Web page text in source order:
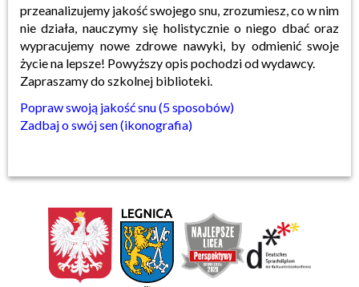
przeanalizujemy jakość swojego snu, zrozumiesz, co w nim
nie działa, nauczymy się holistycznie o niego dbać oraz
wypracujemy nowe zdrowe nawyki, by odmienić swoje
życie na lepsze! Powyższy opis pochodzi od wydawcy.
Zapraszamy do szkolnej biblioteki.
Popraw swoją jakość snu (5 sposobów)
Zadbaj o swój sen (ikonografia)